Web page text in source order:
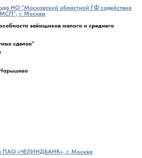
НО "Московский областной ГФ содействия
МСП", г. Москва
заёмщиков малого и среднего
сделок"
ПАО «ЧЕЛИНДБАНК», г. Москва